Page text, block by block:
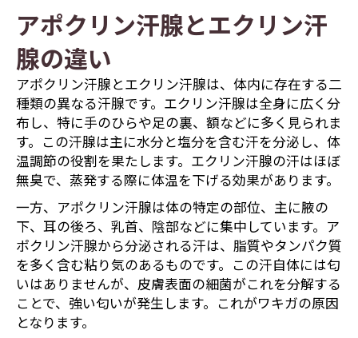
アポクリン汗腺とエクリン汗
腺の違い
アポクリン汗腺とエクリン汗腺は、体内に存在する二
種類の異なる汗腺です。エクリン汗腺は全身に広く分
布し、特に手のひらや足の裏、額などに多く見られま
す。この汗腺は主に水分と塩分を含む汗を分泌し、体
温調節の役割を果たします。エクリン汗腺の汗はほぼ
無臭で、蒸発する際に体温を下げる効果があります。
一方、アポクリン汗腺は体の特定の部位、主に腋の
下、耳の後ろ、乳首、陰部などに集中しています。ア
ポクリン汗腺から分泌される汗は、脂質やタンパク質
を多く含む粘り気のあるものです。この汗自体には匂
いはありませんが、皮膚表面の細菌がこれを分解する
ことで、強い匂いが発生します。これがワキガの原因
となります。